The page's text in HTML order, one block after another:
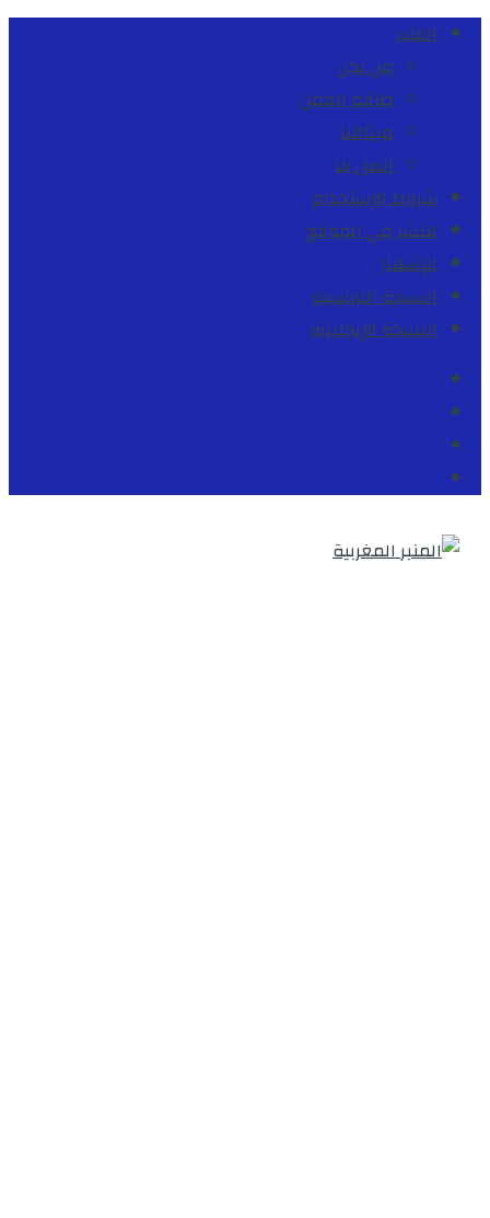
المنبر
من نحن
طاقم العمل
ميثاقنا
اتصل بنا
شروط الإستخدام
للنشر في الموقع
للإشهار
النسخة الفرنسية
النسخة الإنجليزية